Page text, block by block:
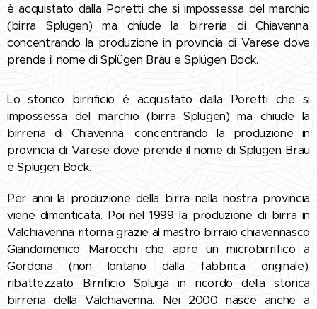
è acquistato dalla Poretti che si impossessa del marchio
(birra Splügen) ma chiude la birreria di Chiavenna,
concentrando la produzione in provincia di Varese dove
prende il nome di Splügen Bräu e Splügen Bock.
Lo storico birrificio è acquistato dalla Poretti che si
impossessa del marchio (birra Splügen) ma chiude la
birreria di Chiavenna, concentrando la produzione in
provincia di Varese dove prende il nome di Splügen Bräu
e Splügen Bock.
Per anni la produzione della birra nella nostra provincia
viene dimenticata. Poi nel 1999 la produzione di birra in
Valchiavenna ritorna grazie al mastro birraio chiavennasco
Giandomenico Marocchi che apre un microbirrifico a
Gordona (non lontano dalla fabbrica originale),
ribattezzato Birrificio Spluga in ricordo della storica
birreria della Valchiavenna. Nei 2000 nasce anche a